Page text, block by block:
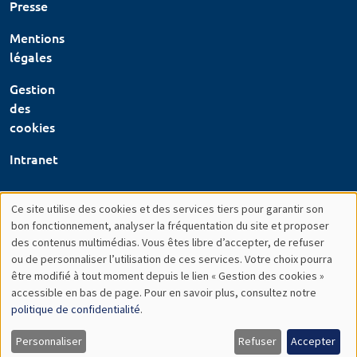
Presse
Mentions
légales
Gestion
des
cookies
Intranet
Utilisation
des
données
personnelles
et
Ce site utilise des cookies et des services tiers pour garantir son
bon fonctionnement, analyser la fréquentation du site et proposer
des contenus multimédias. Vous êtes libre d’accepter, de refuser
ou de personnaliser l’utilisation de ces services. Votre choix pourra
être modifié à tout moment depuis le lien « Gestion des cookies »
accessible en bas de page. Pour en savoir plus, consultez notre
politique de confidentialité.
Personnaliser Refuser Accepter